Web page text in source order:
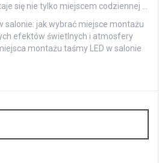
się nie tylko miejscem codziennej …
salonie: jak wybrać miejsce montażu
efektów świetlnych i atmosfery
montażu taśmy LED w salonie